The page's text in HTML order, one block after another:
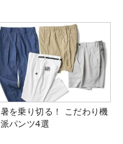
を乗り切る！ こだわり機
パンツ4選